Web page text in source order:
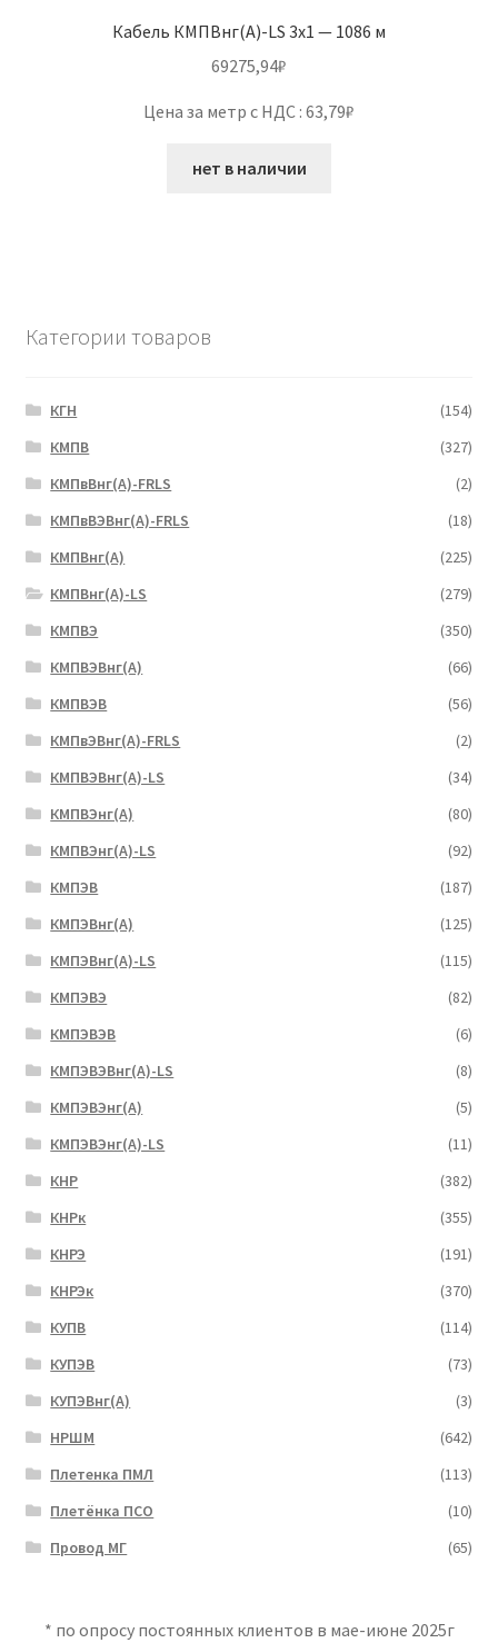
Кабель КМПВнг(А)-LS 3х1 — 1086 м
69275,94₽
Цена за метр с НДС : 63,79₽
нет в наличии
Категории товаров
КГН
(154)
КМПВ
(327)
КМПвВнг(А)-FRLS
(2)
КМПвВЭВнг(А)-FRLS
(18)
КМПВнг(А)
(225)
КМПВнг(А)-LS
(279)
КМПВЭ
(350)
КМПВЭBнг(А)
(66)
КМПВЭВ
(56)
КМПвЭВнг(А)-FRLS
(2)
КМПВЭВнг(А)-LS
(34)
КМПВЭнг(А)
(80)
КМПВЭнг(А)-LS
(92)
КМПЭВ
(187)
КМПЭВнг(А)
(125)
КМПЭВнг(А)-LS
(115)
КМПЭВЭ
(82)
КМПЭВЭВ
(6)
КМПЭВЭВнг(А)-LS
(8)
КМПЭВЭнг(А)
(5)
КМПЭВЭнг(А)-LS
(11)
КНР
(382)
КНРк
(355)
КНРЭ
(191)
КНРЭк
(370)
КУПВ
(114)
КУПЭВ
(73)
КУПЭВнг(А)
(3)
НРШМ
(642)
Плетенка ПМЛ
(113)
Плетёнка ПСО
(10)
Провод МГ
(65)
* по опросу постоянных клиентов в мае-июне 2025г